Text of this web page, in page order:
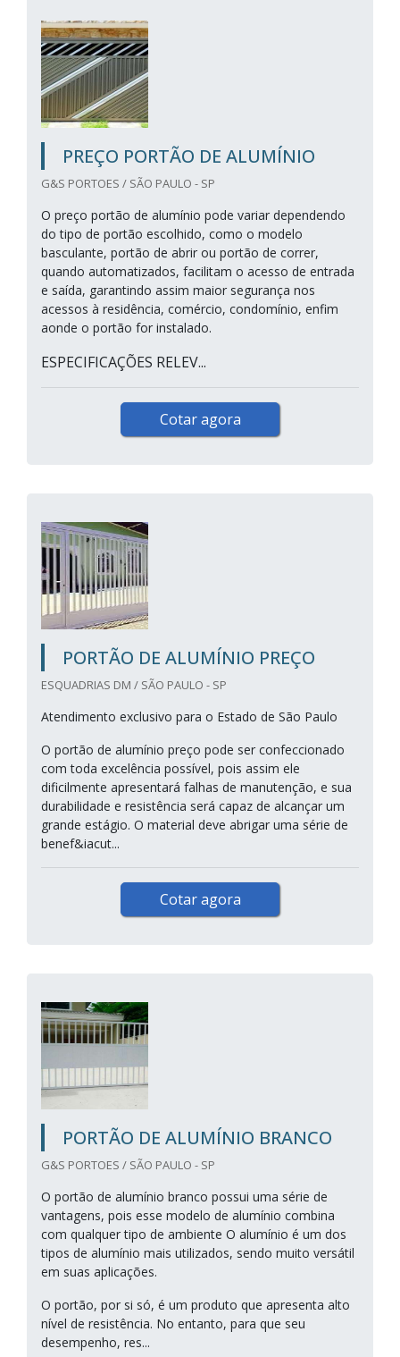
PREÇO PORTÃO DE ALUMÍNIO
G&S PORTOES / SÃO PAULO - SP
O preço portão de alumínio pode variar dependendo
do tipo de portão escolhido, como o modelo
basculante, portão de abrir ou portão de correr,
quando automatizados, facilitam o acesso de entrada
e saída, garantindo assim maior segurança nos
acessos à residência, comércio, condomínio, enfim
aonde o portão for instalado.
ESPECIFICAÇÕES RELEV...
Cotar agora
PORTÃO DE ALUMÍNIO PREÇO
ESQUADRIAS DM / SÃO PAULO - SP
Atendimento exclusivo para o Estado de São Paulo
O portão de alumínio preço pode ser confeccionado
com toda excelência possível, pois assim ele
dificilmente apresentará falhas de manutenção, e sua
durabilidade e resistência será capaz de alcançar um
grande estágio. O material deve abrigar uma série de
benef&iacut...
Cotar agora
PORTÃO DE ALUMÍNIO BRANCO
G&S PORTOES / SÃO PAULO - SP
O portão de alumínio branco possui uma série de
vantagens, pois esse modelo de alumínio combina
com qualquer tipo de ambiente O alumínio é um dos
tipos de alumínio mais utilizados, sendo muito versátil
em suas aplicações.
O portão, por si só, é um produto que apresenta alto
nível de resistência. No entanto, para que seu
desempenho, res...